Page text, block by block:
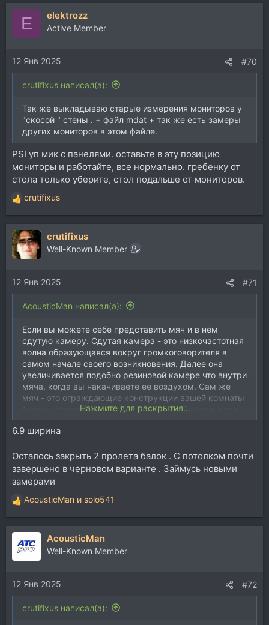
помещения, ориентируясь лишь на акустику в "точке
прослушивания". Далее, мансарда в разрезе
представляет собой треугольник. И каждый из этих
направлено в центр комнаты. Поэтому вы советуете
эти рупоры закрыть звукопоглотителями, заложить
весь конек звукопоглотителями. Такой шаг верен,
интересует лишь точка прослушивания. Поэтому,
конек, скорее всего, придется заложить, но не весь,
а только над рабочей зоной (точкой прослушивания).
И акустическую обработку мансарды мы будем
вести до того момента, когда в рабочей зоне (точке
прослушивания) акустика будет нейтральной, не
оказывающей влияния на звучание мониторов. Но в
оставаться. Но нас это не интересует.
E elektrozz
Active Member
12 Янв 2025 #70
crutifixus написал(а):
Так же выкладываю старые измерения мониторов у
"скосой " стены . + файл mdat + так же есть замеры
других мониторов в этом файле.
PSI уп мик с панелями. оставьте в эту позицию
мониторы и работайте, все нормально. гребенку от
стола только уберите, стол подальше от мониторов.
Р
е
а
к
ц
и
и
:
crutifixus
crutifixus
Well-Known Member
12 Янв 2025 #71
AcousticMan написал(а):
Если вы можете себе представить мяч и в нём
сдутую камеру. Сдутая камера - это низкочастотная
волна образующаяся вокруг громкоговорителя в
самом начале своего возникновения. Далее она
увеличивается подобно резиновой камере что внутри
мяча, когда вы накачиваете её воздухом. Сам же
мяч - это ограждающие конструкции вашей комнаты
(стены, потолок и пол). В определённый момент эта
волна (шар, камера), достигает и соприкосается со
всеми поверхностями помещения. Те поверхности от
"зеркалом" способным перенаправить её
направление. Таким образом, за еденицы
миллисекунд, она повторит свою "прогулку" по
комнате сотню раз. И будет "гулять" до тех пор, пока
не угаснет полностью.
Ширина = 7,9м
343м/с : 7,9м = 44Гц
343м/с : 4,0 = 86Гц
Высота = 2,9м
343м/с : 2,9м = 118Гц
Нажмите для раскрытия...
6.9 ширина
Осталось закрыть 2 пролета балок . С потолком почти
завершено в черновом варианте . Займусь новыми
замерами
Р
е
а
и
и
:
AcousticMan и solo541
AcousticMan
Well-Known Member
12 Янв 2025 #72
crutifixus написал(а):